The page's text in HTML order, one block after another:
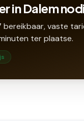
in Dalem
vaste
ter plaatse.